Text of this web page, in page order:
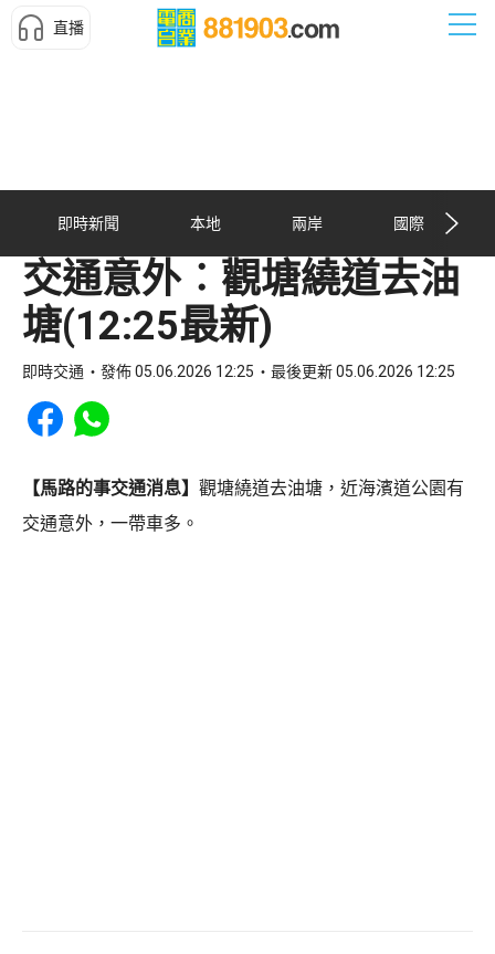
直播
即時新聞 本地 兩岸 國際
交通意外︰觀塘繞道去油
塘(12:25最新)
即時交通 發佈 05.06.2026 12:25 最後更新 05.06.2026 12:25
Share to Facebook
Share to WhatsApp
【馬路的事交通消息】 觀塘繞道去油塘，近海濱道公園有
交通意外，一帶車多。